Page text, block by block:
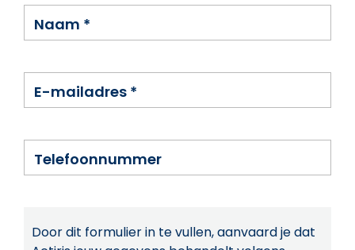
Naam *
E-mailadres *
Telefoonnummer
Door dit formulier in te vullen, aanvaard je dat